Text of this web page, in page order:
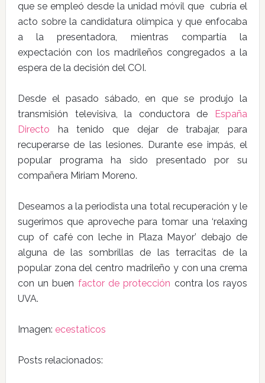
que se empleó desde la unidad móvil que cubría el
acto sobre la candidatura olímpica y que enfocaba
a la presentadora, mientras compartía la
expectación con los madrileños congregados a la
espera de la decisión del COI.
Desde el pasado sábado, en que se produjo la
transmisión televisiva, la conductora de España
Directo ha tenido que dejar de trabajar, para
recuperarse de las lesiones. Durante ese impás, el
popular programa ha sido presentado por su
compañera Miriam Moreno.
Deseamos a la periodista una total recuperación y le
sugerimos que aproveche para tomar una ‘relaxing
cup of café con leche in Plaza Mayor’ debajo de
alguna de las sombrillas de las terracitas de la
popular zona del centro madrileño y con una crema
con un buen factor de protección contra los rayos
UVA.
Imagen: ecestaticos
Posts relacionados: